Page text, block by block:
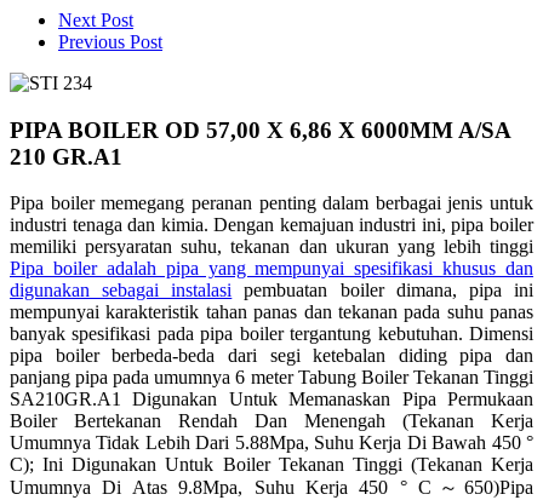
Next Post
Previous Post
PIPA BOILER OD 57,00 X 6,86 X 6000MM A/SA
210 GR.A1
Pipa boiler memegang peranan penting dalam berbagai jenis untuk
industri tenaga dan kimia. Dengan kemajuan industri ini, pipa boiler
memiliki persyaratan suhu, tekanan dan ukuran yang lebih tinggi
Pipa boiler adalah pipa yang mempunyai spesifikasi khusus dan
digunakan sebagai instalasi pembuatan boiler dimana, pipa ini
mempunyai karakteristik tahan panas dan tekanan pada suhu panas
banyak spesifikasi pada pipa boiler tergantung kebutuhan. Dimensi
pipa boiler berbeda-beda dari segi ketebalan diding pipa dan
panjang pipa pada umumnya 6 meter Tabung Boiler Tekanan Tinggi
SA210GR.A1 Digunakan Untuk Memanaskan Pipa Permukaan
Boiler Bertekanan Rendah Dan Menengah (Tekanan Kerja
Umumnya Tidak Lebih Dari 5.88Mpa, Suhu Kerja Di Bawah 450 °
C); Ini Digunakan Untuk Boiler Tekanan Tinggi (Tekanan Kerja
Umumnya Di Atas 9.8Mpa, Suhu Kerja 450 ° C～650)Pipa